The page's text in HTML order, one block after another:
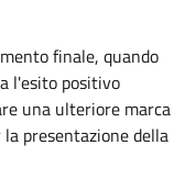
finale, quando
l'esito positivo
una ulteriore marca
presentazione della